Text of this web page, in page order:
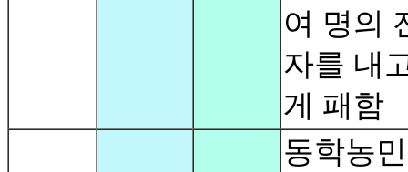
여 명의
자를 내
게 패함
동학농